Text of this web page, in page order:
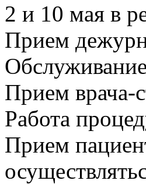
2 и 10 мая в
Прием
Прием врача-
Работа
Прием